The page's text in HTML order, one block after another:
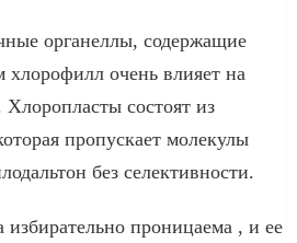
органеллы, содержащие
очень влияет на
Хлоропласты состоят из
пропускает молекулы
без селективности.
проницаема , и ее